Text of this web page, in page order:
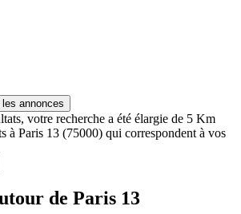
les annonces
votre recherche a été élargie de 5 Km
à Paris 13 (75000) qui correspondent à vos
de Paris 13